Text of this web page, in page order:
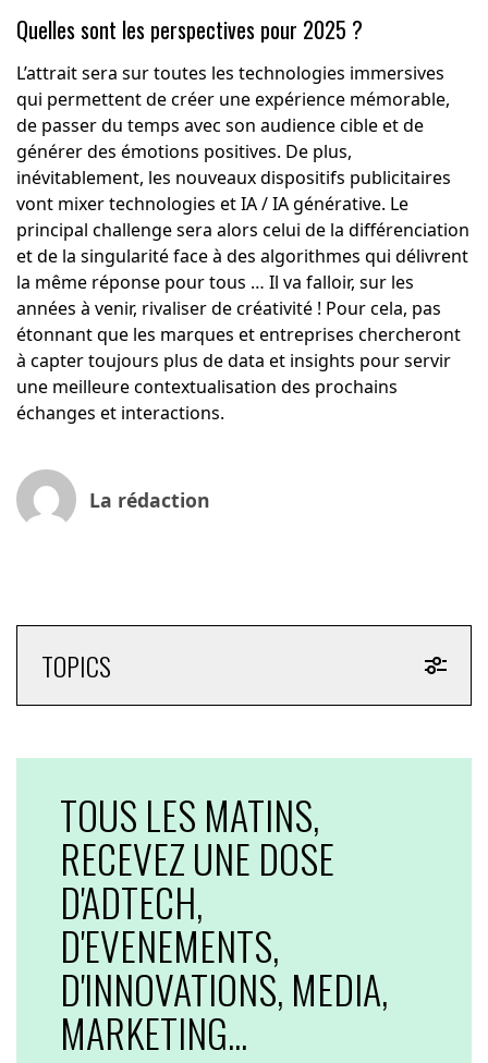
Quelles sont les perspectives pour 2025 ?
L’attrait sera sur toutes les technologies immersives
qui permettent de créer une expérience mémorable,
de passer du temps avec son audience cible et de
générer des émotions positives. De plus,
inévitablement, les nouveaux dispositifs publicitaires
vont mixer technologies et IA / IA générative. Le
principal challenge sera alors celui de la différenciation
et de la singularité face à des algorithmes qui délivrent
la même réponse pour tous … Il va falloir, sur les
années à venir, rivaliser de créativité ! Pour cela, pas
étonnant que les marques et entreprises chercheront
à capter toujours plus de data et insights pour servir
une meilleure contextualisation des prochains
échanges et interactions.
La rédaction
TOPICS
TOUS LES MATINS,
RECEVEZ UNE DOSE
D'ADTECH,
D'EVENEMENTS,
D'INNOVATIONS, MEDIA,
MARKETING...